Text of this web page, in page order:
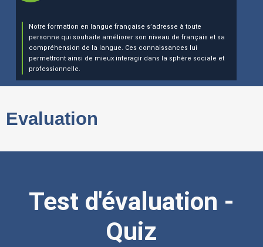
Notre formation en langue française s’adresse à toute
personne qui souhaite améliorer son niveau de français et sa
compréhension de la langue. Ces connaissances lui
permettront ainsi de mieux interagir dans la sphère sociale et
professionnelle.
Evaluation
Test d'évaluation -
Quiz